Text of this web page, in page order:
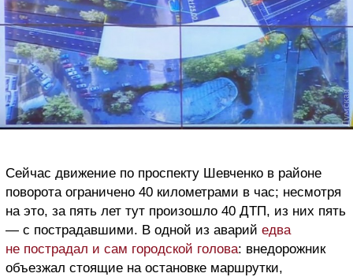
Сейчас движение по проспекту Шевченко в районе
поворота ограничено 40 километрами в час; несмотря
на это, за пять лет тут произошло 40 ДТП, из них пять
— с пострадавшими. В одной из аварий едва
не пострадал и сам городской голова: внедорожник
объезжал стоящие на остановке маршрутки,